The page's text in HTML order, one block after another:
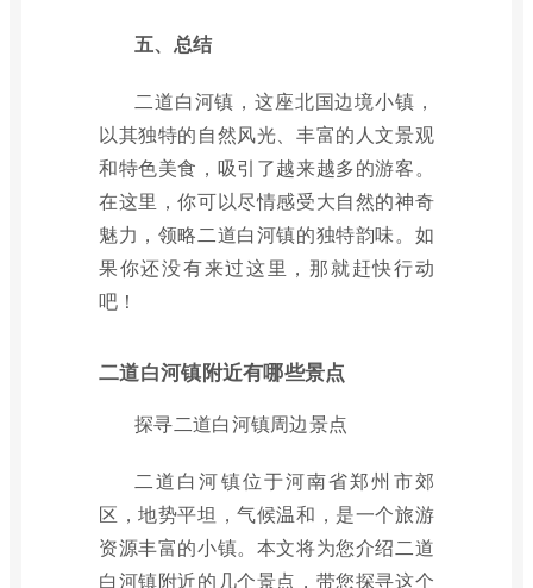
五、总结
二道白河镇，这座北国边境小镇，
以其独特的自然风光、丰富的人文景观
和特色美食，吸引了越来越多的游客。
在这里，你可以尽情感受大自然的神奇
魅力，领略二道白河镇的独特韵味。如
果你还没有来过这里，那就赶快行动
吧！
二道白河镇附近有哪些景点
探寻二道白河镇周边景点
二道白河镇位于河南省郑州市郊
区，地势平坦，气候温和，是一个旅游
资源丰富的小镇。本文将为您介绍二道
白河镇附近的几个景点，带您探寻这个